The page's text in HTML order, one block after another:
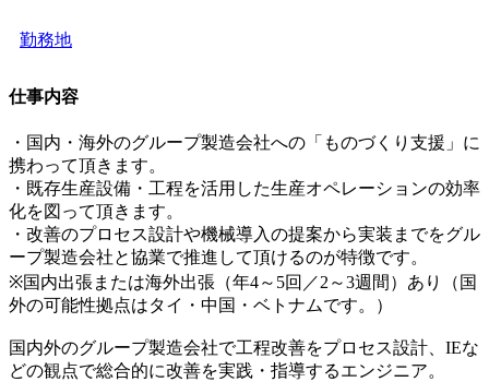
勤務地
仕事内容
・国内・海外のグループ製造会社への「ものづくり支援」に
携わって頂きます。
・既存生産設備・工程を活用した生産オペレーションの効率
化を図って頂きます。
・改善のプロセス設計や機械導入の提案から実装までをグル
ープ製造会社と協業で推進して頂けるのが特徴です。
※国内出張または海外出張（年4～5回／2～3週間）あり（国
外の可能性拠点はタイ・中国・ベトナムです。）
国内外のグループ製造会社で工程改善をプロセス設計、IEな
どの観点で総合的に改善を実践・指導するエンジニア。